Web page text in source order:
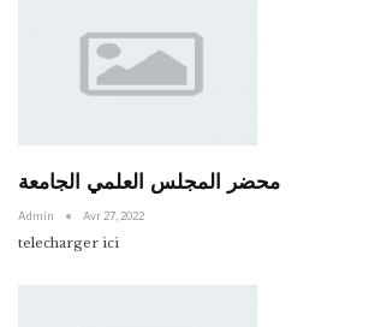
محضر المجلس العلمي الجامعة
Admin Avr 27, 2022
telecharger ici